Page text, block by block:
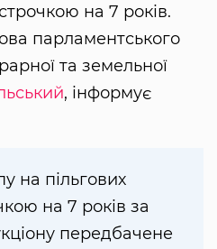
на 7 років.
парламентського
та земельної
, інформує
на пільгових
на 7 років за
передбачене